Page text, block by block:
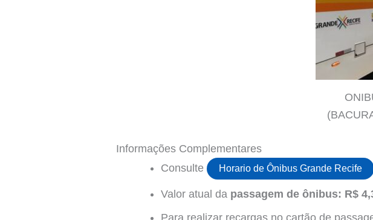
Informações Complementares
Consulte
Horario de Ônibus Grande Recife
Valor atual da passagem de ônibus: R$
Para realizar recargas no cartão de